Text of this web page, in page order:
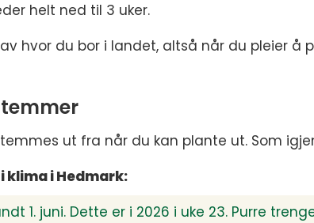
helt ned til 3 uker.
hvor du bor i landet, altså når du pleier å
ut fra når du kan plante ut. Som
klima i Hedmark:
1. juni. Dette er i 2026 i uke 23. Purre